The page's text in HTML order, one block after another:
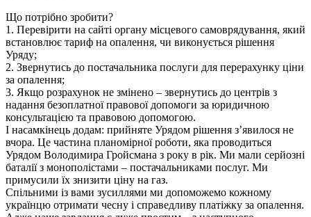
Що потрібно зробити?
1. Перевірити на сайті органу місцевого самоврядування, який
встановлює тариф на опалення, чи виконується рішення
Уряду;
2. Звернутись до постачальника послуги для перерахунку ціни
за опалення;
3. Якщо розрахунок не змінено – звернутись до центрів з
надання безоплатної правової допомоги за юридичною
консультацією та правовою допомогою.
І насамкінець додам: прийняте Урядом рішення з’явилося не
вчора. Це частина планомірної роботи, яка проводиться
Урядом Володимира Гройсмана з року в рік. Ми мали серйозні
баталії з монополістами – постачальниками послуг. Ми
примусили їх знизити ціну на газ.
Спільними із вами зусиллями ми допоможемо кожному
українцю отримати чесну і справедливу платіжку за опалення.